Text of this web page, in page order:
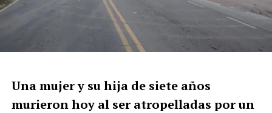
Una mujer y su hija de siete años
murieron hoy al ser atropelladas por un